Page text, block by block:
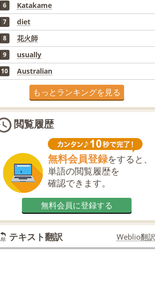
6 Katakame
7 diet
8 花火師
9 usually
10 Australian
もっとランキングを見る
閲覧履歴
無料会員登録をすると、
単語の閲覧履歴を
確認できます。
無料会員に登録する
テキスト翻訳 Weblio翻訳